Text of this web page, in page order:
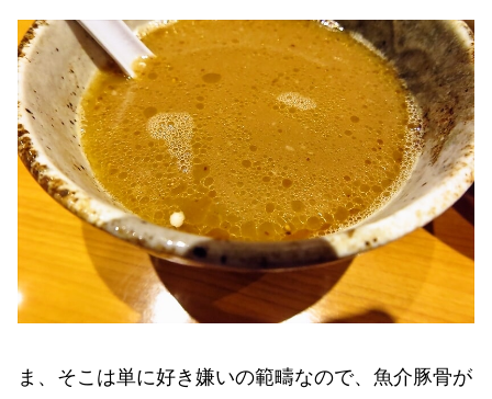
ま、そこは単に好き嫌いの範疇なので、魚介豚骨が